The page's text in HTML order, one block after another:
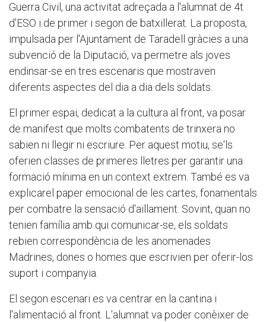
Guerra Civil, una activitat adreçada a l'alumnat de 4t
d'ESO i de primer i segon de batxillerat. La proposta,
impulsada per l'Ajuntament de Taradell gràcies a una
subvenció de la Diputació, va permetre als joves
endinsar-se en tres escenaris que mostraven
diferents aspectes del dia a dia dels soldats.
El primer espai, dedicat a la cultura al front, va posar
de manifest que molts combatents de trinxera no
sabien ni llegir ni escriure. Per aquest motiu, se'ls
oferien classes de primeres lletres per garantir una
formació mínima en un context extrem. També es va
explicarel paper emocional de les cartes, fonamentals
per combatre la sensació d'aïllament. Sovint, quan no
tenien família amb qui comunicar-se, els soldats
rebien correspondència de les anomenades
Madrines, dones o homes que escrivien per oferir-los
suport i companyia.
El segon escenari es va centrar en la cantina i
l'alimentació al front. L'alumnat va poder conèixer de